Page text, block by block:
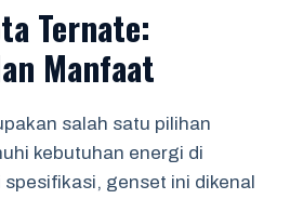
Ternate:
Manfaat
salah satu pilihan
kebutuhan energi di
genset ini dikenal